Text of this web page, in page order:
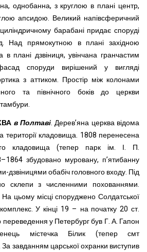
однобанна, з круглою в плані центр,
апсидою. Великий напівсферичний
барабані придає споруді
Над прямокутною в плані західною
плані дзвіниця, увінчана гранчастим
споруди вирішений у вигляді
з аттиком. Простір між колонами
та північного боків до церкви
в Полтаві. Дерев’яна церква відома
території кладовища. 1808 перенесена
кладовища (тепер парк ім. І. П.
збудовано муровану, п’ятибанну
дзвіницями обабіч головного входу. Під
склепи з численними похованнями.
цьому місці споруджено Солдатської
У кінці 19 – на початку 20 ст.
у Петербург був Г. А. Гапон
містечка Білик (тепер смт
завданням царської охранки виступив